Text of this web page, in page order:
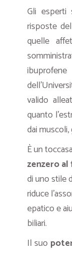
Gli esperti
risposte
quelle
valido
quanto
dai muscoli,
È un
zenzero
di uno stile
riduce
epatico e
biliari.
Il suo